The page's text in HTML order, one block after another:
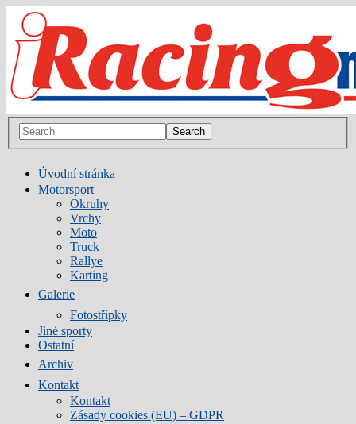
Úvodní stránka
Motorsport
Okruhy
Vrchy
Moto
Truck
Rallye
Karting
Galerie
Fotostřípky
Jiné sporty
Ostatní
Archiv
Kontakt
Kontakt
Zásady cookies (EU) – GDPR